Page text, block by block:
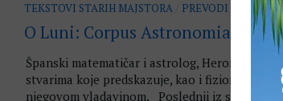
TEKSTOVI STARIH MAJSTORA PREVODI 01. 10.
O Luni: Corpus Astronomiae
Španski matematičar i astrolog, Heronimo
stvarima koje predskazuje, kao i fizionomiji i
njegovom vladavinom. Poslednji iz serije od